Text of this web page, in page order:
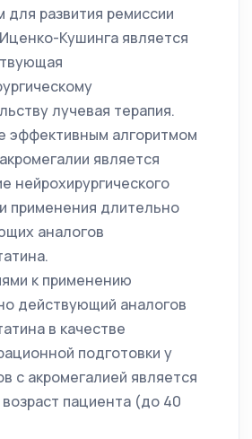
для развития ремиссии
Кушинга является
лучевая терапия.
эффективным алгоритмом
является
нейрохирургического
применения длительно
аналогов
к применению
действующий аналогов
в качестве
подготовки у
с акромегалией является
пациента (до 40